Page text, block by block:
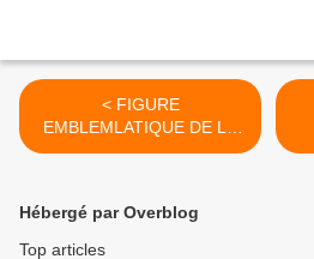
< FIGURE
EMBLEMLATIQUE DE LA
DIPLOMATIE
Hébergé par Overblog
Top articles